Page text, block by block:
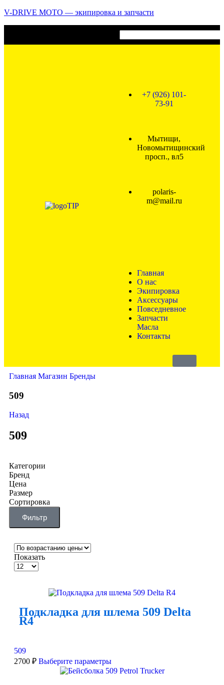
V-DRIVE MOTO — экипировка и запчасти
+7 (926) 101-
73-91
Мытищи,
Новомытищинский
просп., вл5
polaris-
m@mail.ru
Главная
О нас
Экипировка
Аксессуары
Повседневное
Запчасти
Масла
Контакты
Главная Магазин Бренды
509
Назад
509
Категории
Бренд
Цена
Размер
Сортировка
Фильтр
Показать
Подкладка для шлема 509 Delta
R4
509
2700 ₽ Выберите параметры